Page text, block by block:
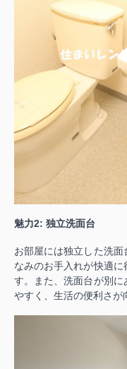
魅力2: 独立洗面台
お部屋には独立した洗
なみのお手入れが快適
す。また、洗面台が別
やすく、生活の便利さが